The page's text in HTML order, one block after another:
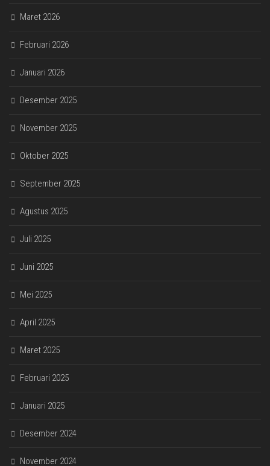
Maret 2026
Februari 2026
Januari 2026
Desember 2025
November 2025
Oktober 2025
September 2025
Agustus 2025
Juli 2025
Juni 2025
Mei 2025
April 2025
Maret 2025
Februari 2025
Januari 2025
Desember 2024
November 2024